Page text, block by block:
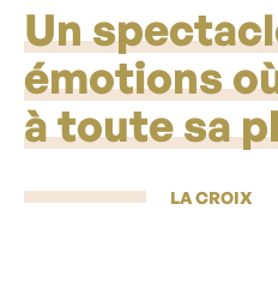
Un
émotions
à toute sa
LA CROIX